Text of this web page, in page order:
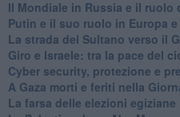
Il Mondiale in Russia e il ruolo
Putin e il suo ruolo in Europa
La strada del Sultano verso il
Giro e Israele: tra la pace del
Cyber security, protezione e
A Gaza morti e feriti nella
La farsa delle elezioni egiziane